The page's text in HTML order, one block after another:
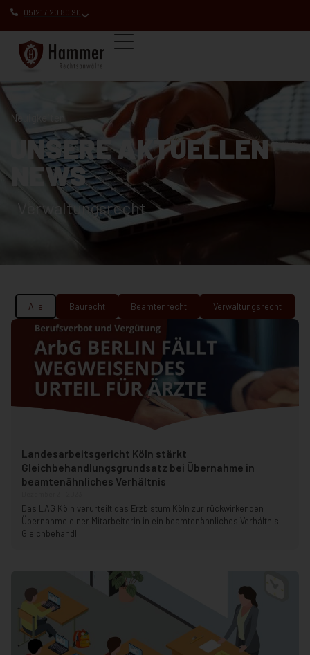
05121 / 20 80 90
Neuigkeiten
UNSERE AKTUELLEN
NEWS
Verwaltungsrecht
Baurecht Beamtenrecht Verwaltungsrecht
Alle
Landesarbeitsgericht Köln stärkt
Gleichbehandlungsgrundsatz bei Übernahme in
beamtenähnliches Verhältnis
Das LAG Köln verurteilt das Erzbistum Köln zur rückwirkenden
Übernahme einer Mitarbeiterin in ein beamtenähnliches Verhältnis.
Gleichbehandl...